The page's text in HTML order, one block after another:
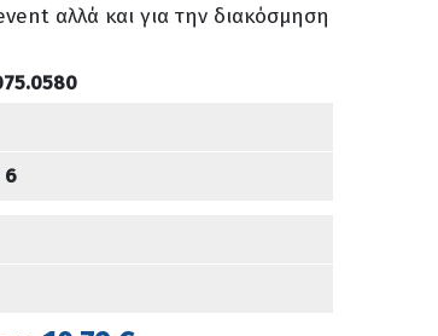
αλλά και για την διακόσμηση
6